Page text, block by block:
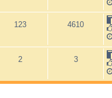
123 4610
2 3